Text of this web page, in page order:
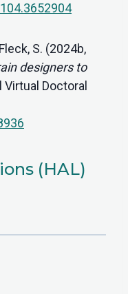
S. (2024b,
designers to
Virtual Doctoral
(HAL)